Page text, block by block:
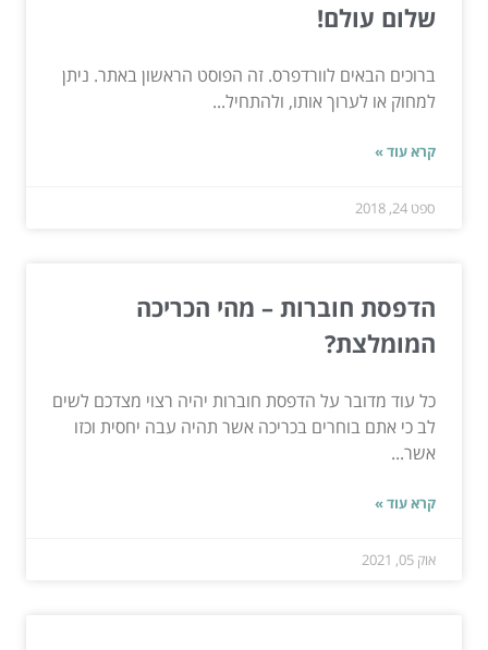
שלום עולם!
ברוכים הבאים לוורדפרס. זה הפוסט הראשון באתר. ניתן
למחוק או לערוך אותו, ולהתחיל...
קרא עוד »
ספט 24, 2018
הדפסת חוברות – מהי הכריכה
המומלצת?
כל עוד מדובר על הדפסת חוברות יהיה רצוי מצדכם לשים
לב כי אתם בוחרים בכריכה אשר תהיה עבה יחסית וכזו
אשר...
קרא עוד »
אוק 05, 2021